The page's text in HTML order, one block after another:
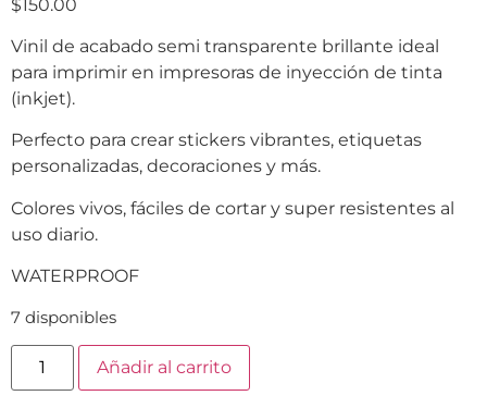
$150.00
Vinil de acabado semi transparente brillante ideal
para imprimir en impresoras de inyección de tinta
(inkjet).
Perfecto para crear stickers vibrantes, etiquetas
personalizadas, decoraciones y más.
Colores vivos, fáciles de cortar y super resistentes al
uso diario.
WATERPROOF
7 disponibles
Añadir al carrito